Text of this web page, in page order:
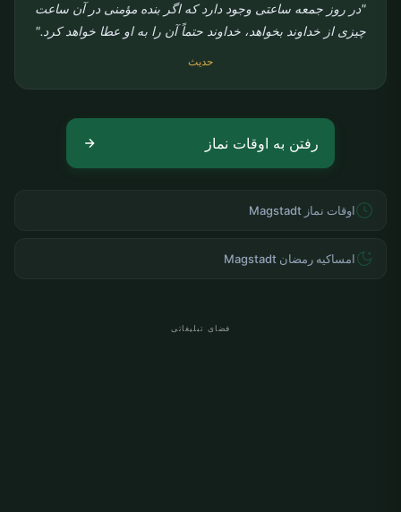
"در روز جمعه ساعتی وجود دارد که اگر بنده مؤمنی در آن ساعت
چیزی از خداوند بخواهد، خداوند حتماً آن را به او عطا خواهد کرد."
حدیث
رفتن به اوقات نماز
اوقات نماز Magstadt
امساکیه رمضان Magstadt
فضای تبلیغاتی